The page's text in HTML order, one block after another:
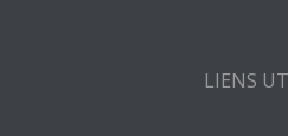
LIENS